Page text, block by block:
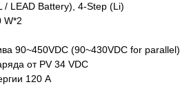
/ LEAD Battery), 4-Step (Li)
W*2
90~450VDC (90~430VDC for parallel)
от PV 34 VDC
120 A